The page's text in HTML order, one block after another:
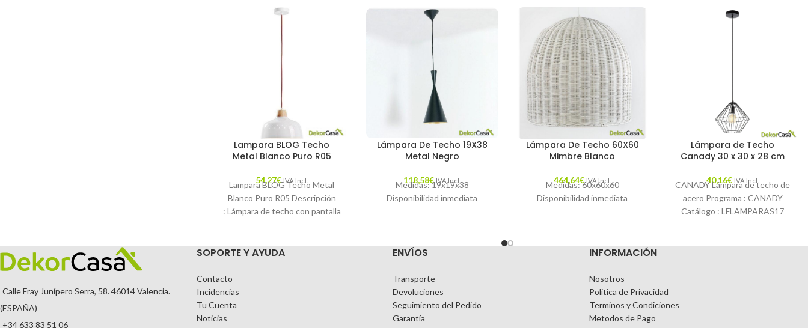
Lampara BLOG Techo
Metal Blanco Puro R05
54,27€ IVA Incl.
Lampara BLOG Techo Metal
Blanco Puro R05 Descripción
: Lámpara de techo con pantalla
Lámpara De Techo 19X38
Metal Negro
118,58€ IVA Incl.
Medidas: 19x19x38
Disponibilidad inmediata
Lámpara De Techo 60X60
Mimbre Blanco
464,64€ IVA Incl.
Medidas: 60x60x60
Disponibilidad inmediata
Lámpara de Techo
Canady 30 x 30 x 28 cm
40,16€ IVA Incl.
CANADY Lámpara de techo de
acero Programa : CANADY
Catálogo : LFLAMPARAS17
Calle Fray Junípero Serra, 58. 46014 Valencia.
(ESPAÑA)
+34 633 83 51 06
SOPORTE Y AYUDA
Contacto
Incidencias
Tu Cuenta
Noticias
ENVÍOS
Transporte
Devoluciones
Seguimiento del Pedido
Garantía
INFORMACIÓN
Nosotros
Politica de Privacidad
Terminos y Condiciones
Metodos de Pago